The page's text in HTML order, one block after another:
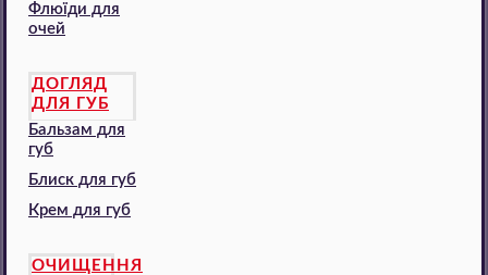
Флюїди для
очей
ДОГЛЯД
ДЛЯ ГУБ
Бальзам для
губ
Блиск для губ
Крем для губ
ОЧИЩЕННЯ